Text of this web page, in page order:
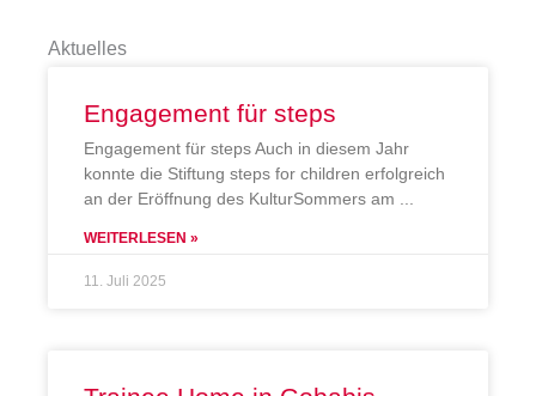
Aktuelles
Engagement für steps
Engagement für steps Auch in diesem Jahr
konnte die Stiftung steps for children erfolgreich
an der Eröffnung des KulturSommers am
WEITERLESEN »
11. Juli 2025